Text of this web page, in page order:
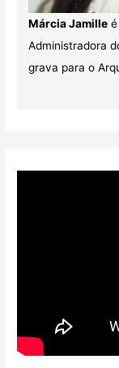
Márcia Jamilleé
Administradora
grava para o